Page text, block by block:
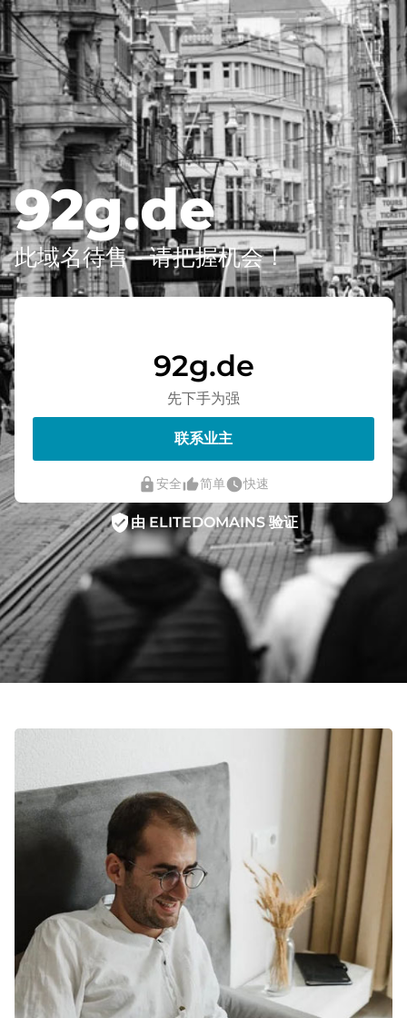
92g.de
此域名待售 - 请把握机会！
92g.de
先下手为强
联系业主
lock安全thumb_up_alt简单watch_later快速
verified_user由 ELITEDOMAINS 验证